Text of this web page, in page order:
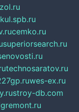
cemko.ru
superiorsearch.ru
technosaratov.ru
wes-ex.ru
stroy-db.com